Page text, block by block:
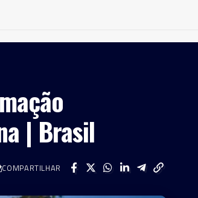
| Brasil
COMPARTILHAR